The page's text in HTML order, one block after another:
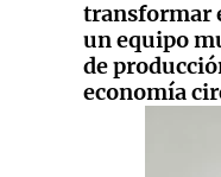
transformar
un equipo
de
economía